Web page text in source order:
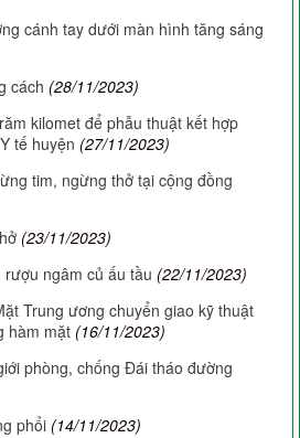
cánh tay dưới màn hình tăng sáng
cách (28/11/2023)
kilomet để phẫu thuật kết hợp
tế huyện (27/11/2023)
tim, ngừng thở tại cộng đồng
(23/11/2023)
rượu ngâm củ ấu tầu (22/11/2023)
Trung ương chuyển giao kỹ thuật
hàm mặt (16/11/2023)
phòng, chống Đái tháo đường
phổi (14/11/2023)